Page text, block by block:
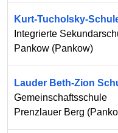
Kurt-Tucholsky-
Integrierte
Pankow (Pankow)
Lauder Beth-Zion
Gemeinschaftsschule
Prenzlauer Berg (